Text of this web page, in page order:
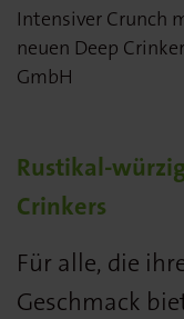
Intensiver Crunch
neuen Deep
GmbH
Rustikal-
Crinkers
Für alle, die
Geschmack